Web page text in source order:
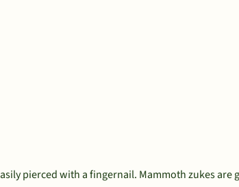
pierced with a fingernail. Mammoth zukes